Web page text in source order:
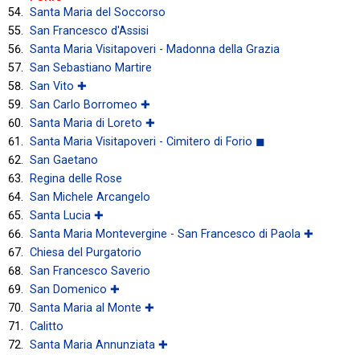
Santa Maria del Soccorso
San Francesco d'Assisi
Santa Maria Visitapoveri - Madonna della Grazia
San Sebastiano Martire
San Vito ✚
San Carlo Borromeo ✚
Santa Maria di Loreto ✚
Santa Maria Visitapoveri - Cimitero di Forio ◼
San Gaetano
Regina delle Rose
San Michele Arcangelo
Santa Lucia ✚
Santa Maria Montevergine - San Francesco di Paola ✚
Chiesa del Purgatorio
San Francesco Saverio
San Domenico ✚
Santa Maria al Monte ✚
Calitto
Santa Maria Annunziata ✚